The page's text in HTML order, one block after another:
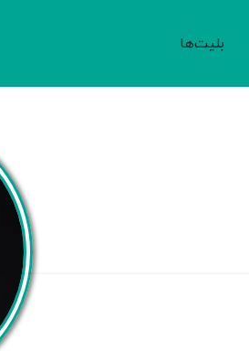
بلیت‌ها